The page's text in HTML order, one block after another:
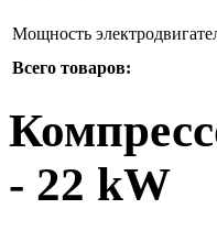
Мощность
Всего товаров:
- 22 kW